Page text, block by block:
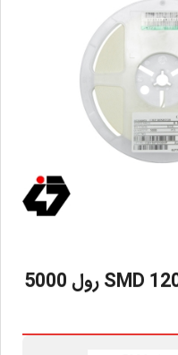
مقاومت 680k اهم پکیج 1206 SMD رول 5000